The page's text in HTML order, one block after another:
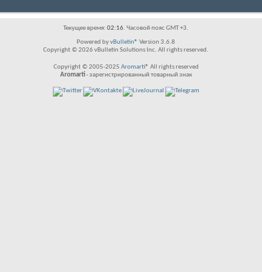
Текущее время: 02:16. Часовой пояс GMT +3.
Powered byvBulletin® Version 3.6.8
Copyright © 2026 vBulletin Solutions Inc. All rights reserved.
Copyright © 2005-2025 Aromarti® All rights reserved
Aromarti- зарегистрированный товарный знак